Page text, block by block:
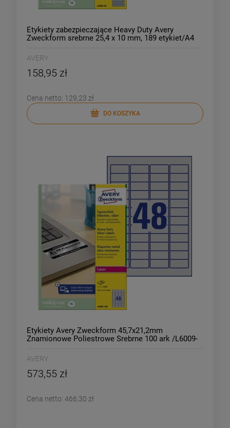
Etykiety zabezpieczające Heavy Duty Avery
Zweckform srebrne 25,4 x 10 mm, 189 etykiet/A4
AVERY
158,95 zł
Cena netto: 129,23 zł
DO KOSZYKA
Etykiety Avery Zweckform 45,7x21,2mm
Znamionowe Poliestrowe Srebrne 100 ark /L6009-
AVERY
573,55 zł
Cena netto: 466,30 zł